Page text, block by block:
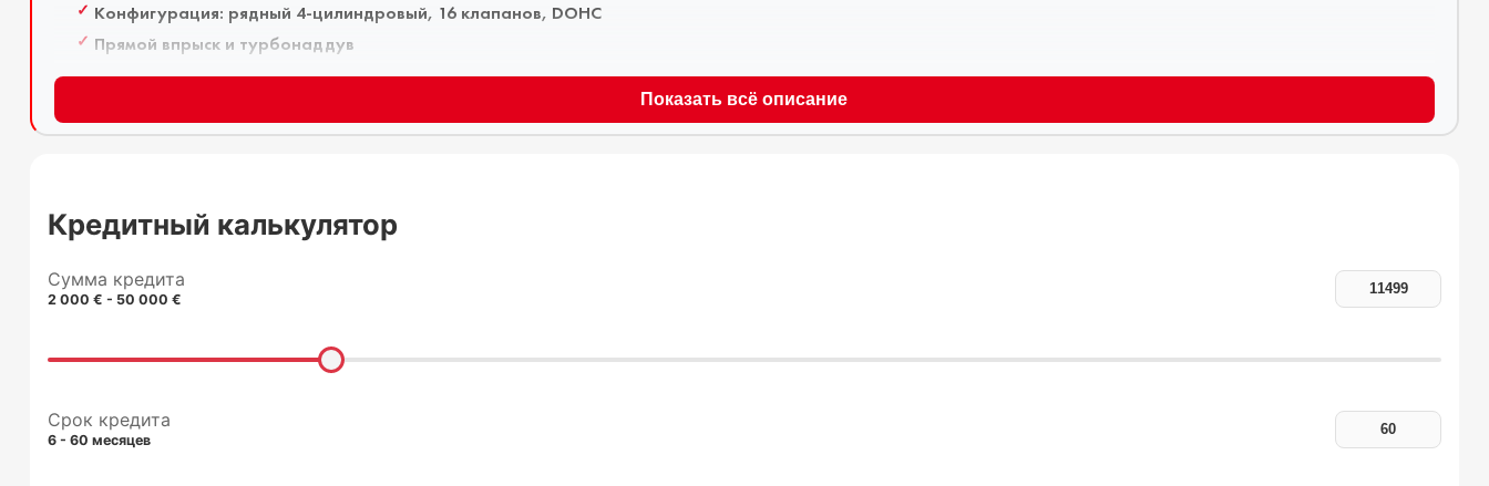
Конфигурация: рядный 4-цилиндровый, 16 клапанов, DOHC
Прямой впрыск и турбонаддув
Цепь ГРМ
Степень сжатия: около 15.5:1
Спецификация масла: Ford WSS-M2C913-D или аналог 5W-30
Объем масла с фильтром: около 4.3 литра
Интервал замены масла: 15000 км или 1 год
Тип охлаждающей жидкости: антифриз на основе этиленгликоля
Передняя: стойки McPherson с пружинами и стабилизатором
Задняя: полузависимая с поперечными рычагами
Показать всё описание
Кредитный калькулятор
Сумма кредита
2 000 € - 50 000 €
Срок кредита
6 - 60 месяцев